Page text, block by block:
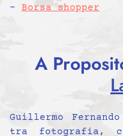
– Borsa shopper
A
Guillermo
tra fotografia,